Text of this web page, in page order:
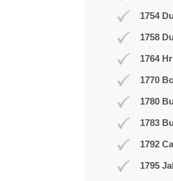
1754
1758
1764
1770
1780
1783
1792
1795